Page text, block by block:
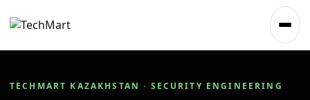
TECHMART KAZAKHSTAN · SECURITY ENGINEERING